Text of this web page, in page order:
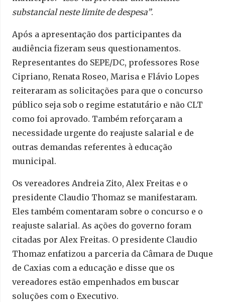
substancial neste limite de despesa”.
Após a apresentação dos participantes da
audiência fizeram seus questionamentos.
Representantes do SEPE/DC, professores Rose
Cipriano, Renata Roseo, Marisa e Flávio Lopes
reiteraram as solicitações para que o concurso
público seja sob o regime estatutário e não CLT
como foi aprovado. Também reforçaram a
necessidade urgente do reajuste salarial e de
outras demandas referentes à educação
municipal.
Os vereadores Andreia Zito, Alex Freitas e o
presidente Claudio Thomaz se manifestaram.
Eles também comentaram sobre o concurso e o
reajuste salarial. As ações do governo foram
citadas por Alex Freitas. O presidente Claudio
Thomaz enfatizou a parceria da Câmara de Duque
de Caxias com a educação e disse que os
vereadores estão empenhados em buscar
soluções com o Executivo.